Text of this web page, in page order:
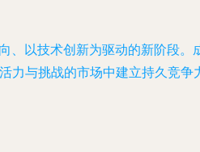
以技术创新为驱动的新阶段
与挑战的市场中建立持久竞争